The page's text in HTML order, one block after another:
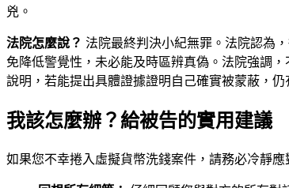
兇。
法院怎麼說？ 法院最終判決小紀無罪。法院認為
免降低警覺性，未必能及時區辨真偽。法院強調
說明，若能提出具體證據證明自己確實被蒙蔽，仍
我該怎麼辦？給被告的實用建議
如果您不幸捲入虛擬貨幣洗錢案件，請務必冷靜應